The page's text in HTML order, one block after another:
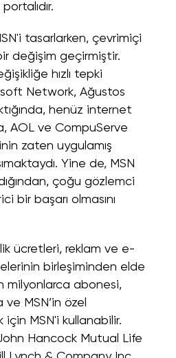
tasarlarken, çevrimiçi
değişim geçirmiştir.
hızlı tepki
Network, Ağustos
henüz internet
AOL ve CompuServe
zaten uygulamış
Yine de, MSN
çoğu gözlemci
bir başarı olmasını
ücretleri, reklam ve e-
birleşiminden elde
milyonlarca abonesi,
ve MSN’in özel
için MSN'i kullanabilir.
Hancock Mutual Life